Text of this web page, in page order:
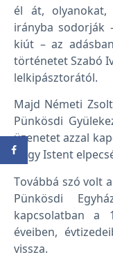
él át,
irányba sodorják
kiút – az
történetet Szabó
lelkipásztorától.
Majd Németi
Pünkösdi
üzenetet azzal
hogy Istent
Továbbá szó volt
Pünkösdi
kapcsolatban a
éveiben,
vissza.